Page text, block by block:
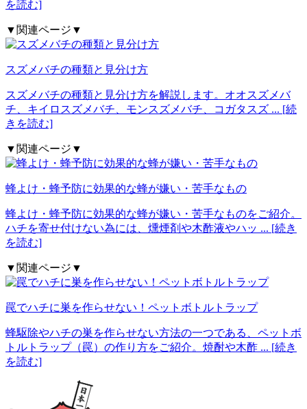
を読む]
▼関連ページ▼
スズメバチの種類と見分け方
スズメバチの種類と見分け方を解説します。オオスズメバ
チ、キイロスズメバチ、モンスズメバチ、コガタスズ ... [続
きを読む]
▼関連ページ▼
蜂よけ・蜂予防に効果的な蜂が嫌い・苦手なもの
蜂よけ・蜂予防に効果的な蜂が嫌い・苦手なものをご紹介。
ハチを寄せ付けない為には、燻煙剤や木酢液やハッ ... [続き
を読む]
▼関連ページ▼
罠でハチに巣を作らせない！ペットボトルトラップ
蜂駆除やハチの巣を作らせない方法の一つである、ペットボ
トルトラップ（罠）の作り方をご紹介。焼酎や木酢 ... [続き
を読む]